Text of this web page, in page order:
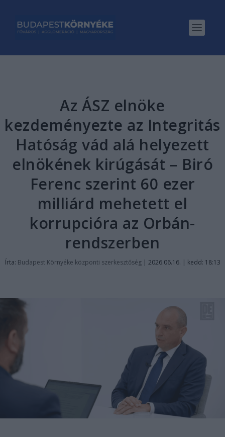
Az ÁSZ elnöke
kezdeményezte az Integritás
Hatóság vád alá helyezett
elnökének kirúgását – Biró
Ferenc szerint 60 ezer
milliárd mehetett el
korrupcióra az Orbán-
rendszerben
Írta: Budapest Környéke központi szerkesztőség| 2026.06.16. | kedd: 18:13